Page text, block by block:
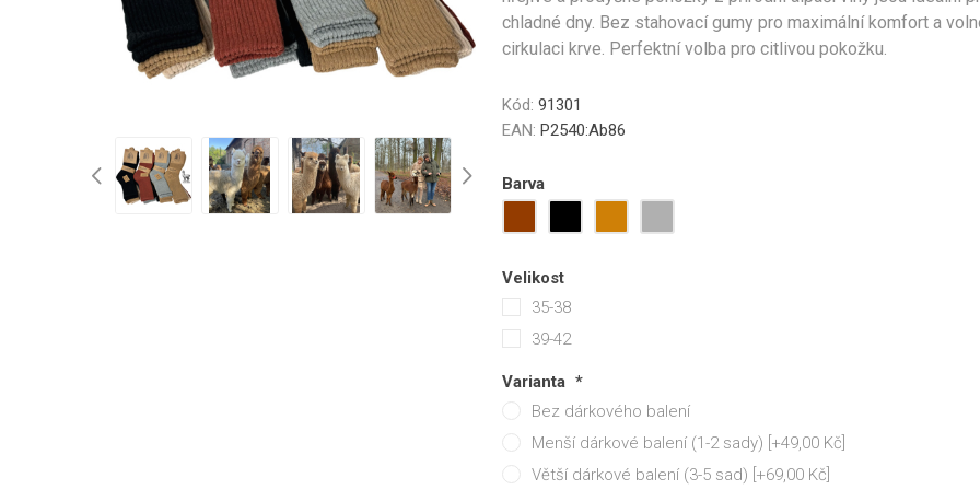
Kufry dle velikosti
Palubní kufry vel.S
Střední kufry vel.M
Velké kufry vel. L
Kufry s TSA zámky
Půjčovna kufrů
Střední obaly na kufr M
Velké obaly na kufr L
dámské
unisex
chladné dny. Bez stahovací gumy pro maximální komfort a
cirkulaci krve. Perfektní volba pro citlivou pokožku.
Kód: 91301
EAN: P2540:Ab86
Barva
Velikost
35-38
39-42
Varianta *
Bez dárkového balení
Menší dárkové balení (1-2 sady) [+49,00 Kč]
Větší dárkové balení (3-5 sad) [+69,00 Kč]